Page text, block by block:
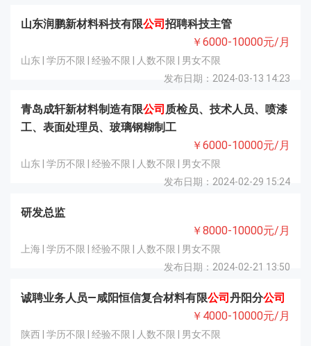
山东润鹏新材料科技有限公司招聘科技主管
￥6000-10000元/月
山东 | 学历不限 | 经验不限 | 人数不限 | 男女不限
发布日期：2024-03-13 14:23
青岛成轩新材料制造有限公司 质检员、技术人员、喷漆
工、表面处理员、玻璃钢糊制工
￥6000-10000元/月
山东 | 学历不限 | 经验不限 | 人数不限 | 男女不限
发布日期：2024-02-29 15:24
研发总监
￥8000-10000元/月
上海 | 学历不限 | 经验不限 | 人数不限 | 男女不限
发布日期：2024-02-21 13:50
诚聘业务人员—咸阳恒信复合材料有限公司丹阳分公司
￥4000-10000元/月
陕西 | 学历不限 | 经验不限 | 人数不限 | 男女不限